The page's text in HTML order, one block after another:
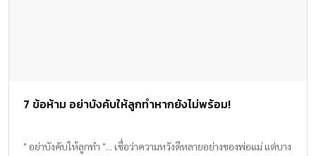
7 ข้อห้าม อย่าบังคับให้ลูกทำหากยังไม่พร้อม!
" อย่าบังคับให้ลูกทำ "... เชื่อว่าความหวังดีหลายอย่างของพ่อแม่ แต่บาง